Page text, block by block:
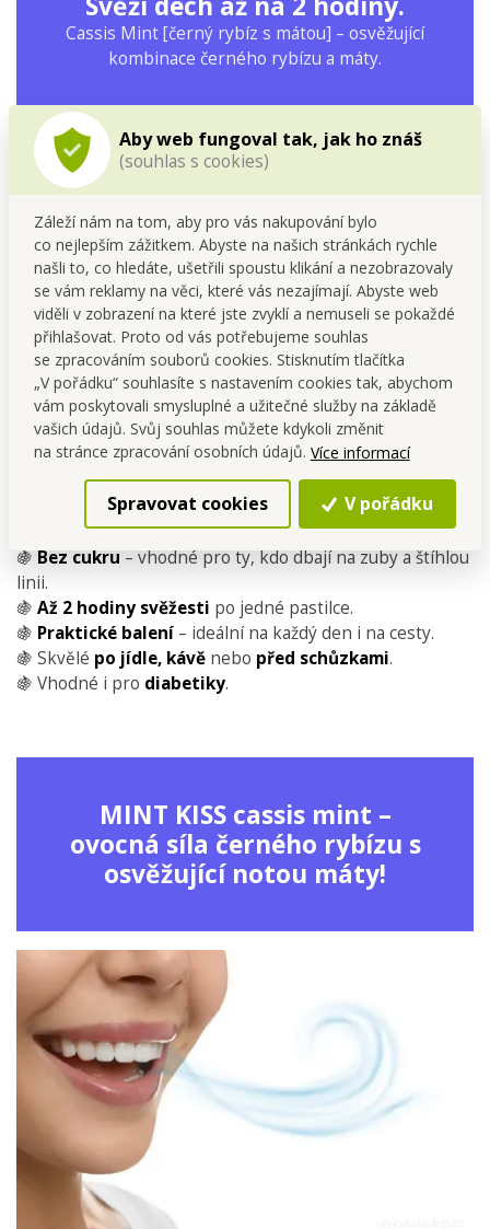
Aby web fungoval tak, jak ho znáš
(souhlas s cookies)
Záleží nám na tom, aby pro vás nakupování bylo
co nejlepším zážitkem. Abyste na našich stránkách rychle
našli to, co hledáte, ušetřili spoustu klikání a nezobrazovaly
se vám reklamy na věci, které vás nezajímají. Abyste web
viděli v zobrazení na které jste zvyklí a nemuseli se pokaždé
přihlašovat. Proto od vás potřebujeme souhlas
se zpracováním souborů cookies. Stisknutím tlačítka
„V pořádku“ souhlasíte s nastavením cookies tak, abychom
vám poskytovali smysluplné a užitečné služby na základě
vašich údajů. Svůj souhlas můžete kdykoli změnit
na stránce zpracování osobních údajů. Více informací
Spravovat cookies V pořádku
Cassis Mint [černý rybíz s mátou] – osvěžující
kombinace černého rybízu a máty.
Výhody pastilek MINT KISS – cassis mint:
Osvěžující spojení černého rybízu a máty–
originální a intenzivní chuť.
🍇Bez cukru– vhodné pro ty, kdo dbají na zuby a štíhlou
linii.
🍇 Až 2 hodiny svěžesti po jedné pastilce.
🍇 Praktické balení – ideální na každý den i na cesty.
🍇 Skvělé po jídle, kávě nebo před schůzkami.
🍇 Vhodné i pro diabetiky.
MINT KISS cassis mint –
ovocná síla černého rybízu s
osvěžující notou máty!